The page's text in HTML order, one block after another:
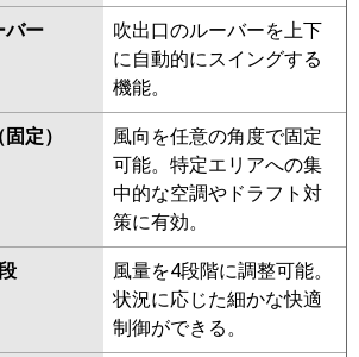
PCZ-ERMP56SKV PCZ-
ERMP56SKLV PCZ-ERMP56SKR
PCZ-ERMP56SKLR
RPC-GP56RSHJ8 RPC-
GP56RSHJ7 RPC-GP56RSHJ6
RPC-GP56RSHJ5 RPC-
GP56RSHJ4 RPC-GP56RSHJ3
RPC-GP56RSHJ2
FDEV565HKA5SA FDEV565HK5SA
FDEV565HK5S
バー
吹出口のルーバーを上下
に自動的にスイングする
機能。
定）
風向を任意の角度で固定
可能。特定エリアへの集
中的な空調やドラフト対
策に有効。
風量を4段階に調整可能。
状況に応じた細かな快適
制御ができる。